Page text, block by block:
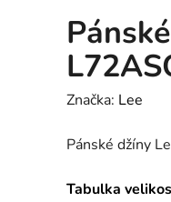
Značka: Lee
Pánské džíny
Tabulka